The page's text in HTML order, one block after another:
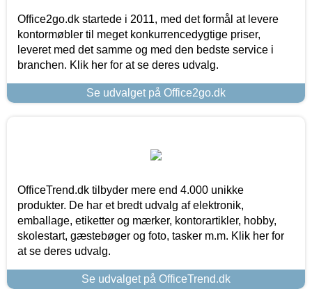
Office2go.dk startede i 2011, med det formål at levere
kontormøbler til meget konkurrencedygtige priser,
leveret med det samme og med den bedste service i
branchen. Klik her for at se deres udvalg.
Se udvalget på Office2go.dk
OfficeTrend.dk tilbyder mere end 4.000 unikke
produkter. De har et bredt udvalg af elektronik,
emballage, etiketter og mærker, kontorartikler, hobby,
skolestart, gæstebøger og foto, tasker m.m. Klik her for
at se deres udvalg.
Se udvalget på OfficeTrend.dk